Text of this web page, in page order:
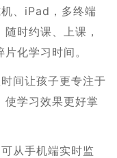
、iPad，多终端
时约课、上课，
化学习时间。
间让孩子更专注于
使学习效果更好掌
从手机端实时监